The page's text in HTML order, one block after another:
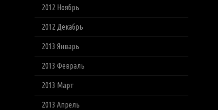
2012 Ноябрь
2012 Декабрь
2013 Январь
2013 Февраль
2013 Март
2013 Апрель